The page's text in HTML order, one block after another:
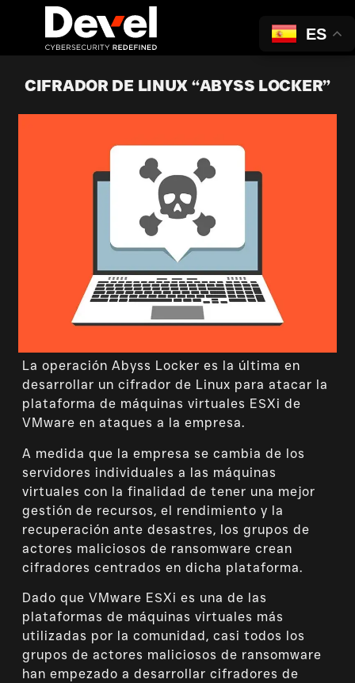
CIFRADOR DE LINUX “ABYSS LOCKER”
La operación Abyss Locker es la última en
desarrollar un cifrador de Linux para atacar la
plataforma de máquinas virtuales ESXi de
VMware en ataques a la empresa.
A medida que la empresa se cambia de los
servidores individuales a las máquinas
virtuales con la finalidad de tener una mejor
gestión de recursos, el rendimiento y la
recuperación ante desastres, los grupos de
actores maliciosos de ransomware crean
cifradores centrados en dicha plataforma.
Dado que VMware ESXi es una de las
plataformas de máquinas virtuales más
utilizadas por la comunidad, casi todos los
grupos de actores maliciosos de ransomware
han empezado a desarrollar cifradores de
ES